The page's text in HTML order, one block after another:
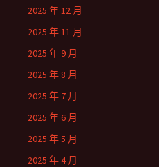
2025 年 12 月
2025 年 11 月
2025 年 9 月
2025 年 8 月
2025 年 7 月
2025 年 6 月
2025 年 5 月
2025 年 4 月